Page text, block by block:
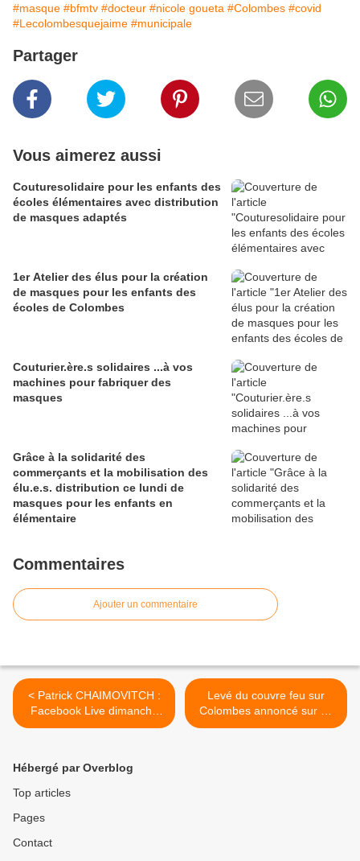
#masque #bfmtv #docteur #nicole goueta #Colombes #covid
#Lecolombesquejaime #municipale
Partager
Vous aimerez aussi
Couturesolidaire pour les enfants des
écoles élémentaires avec distribution
de masques adaptés
1er Atelier des élus pour la création
de masques pour les enfants des
écoles de Colombes
Couturier.ère.s solidaires ...à vos
machines pour fabriquer des
masques
Grâce à la solidarité des
commerçants et la mobilisation des
élu.e.s. distribution ce lundi de
masques pour les enfants en
élémentaire
Commentaires
Ajouter un commentaire
< Patrick CHAIMOVITCH :
Facebook Live dimanche
10 mai à 18h00
Levé du couvre feu sur
Colombes annoncé sur un
tweet de la ville et pas un
Hébergé par Overblog
Top articles
Pages
Contact